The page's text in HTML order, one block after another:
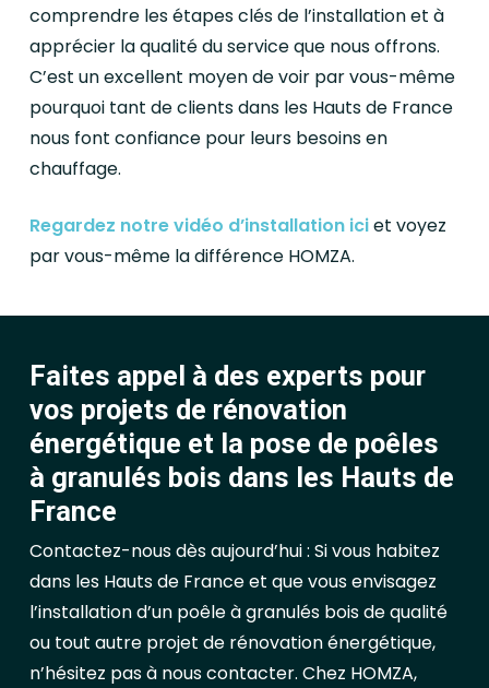
comprendre les étapes clés de l’installation et à
apprécier la qualité du service que nous offrons.
C’est un excellent moyen de voir par vous-même
pourquoi tant de clients dans les Hauts de France
nous font confiance pour leurs besoins en
chauffage.
Regardez notre vidéo d’installation iciet voyez
par vous-même la différence HOMZA.
Faites appel à des experts pour
vos projets de rénovation
énergétique et la pose de poêles
à granulés bois dans les Hauts de
France
Contactez-nous dès aujourd’hui : Si vous habitez
dans les Hauts de France et que vous envisagez
l’installation d’un poêle à granulés bois de qualité
ou tout autre projet de rénovation énergétique,
n’hésitez pas à nous contacter. Chez HOMZA,